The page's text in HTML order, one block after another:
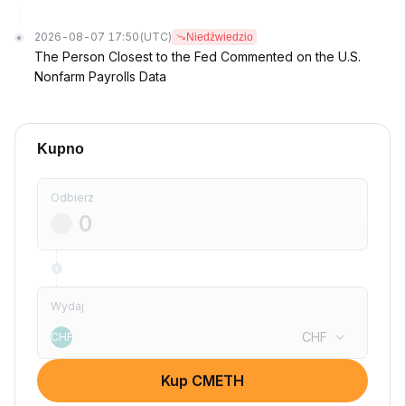
2026-08-07 17:50 (UTC) Niedźwiedzio
The Person Closest to the Fed Commented on the U.S.
Nonfarm Payrolls Data
Kupno
Odbierz
Wydaj
CHF CHF
Kup CMETH